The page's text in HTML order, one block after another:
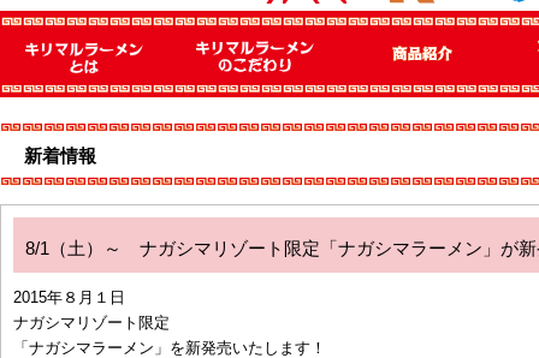
新着情報
8/1（土）～ ナガシマリゾート限定「ナガシマラーメン」が
2015年８月１日
ナガシマリゾート限定
「ナガシマラーメン」を新発売いたします！